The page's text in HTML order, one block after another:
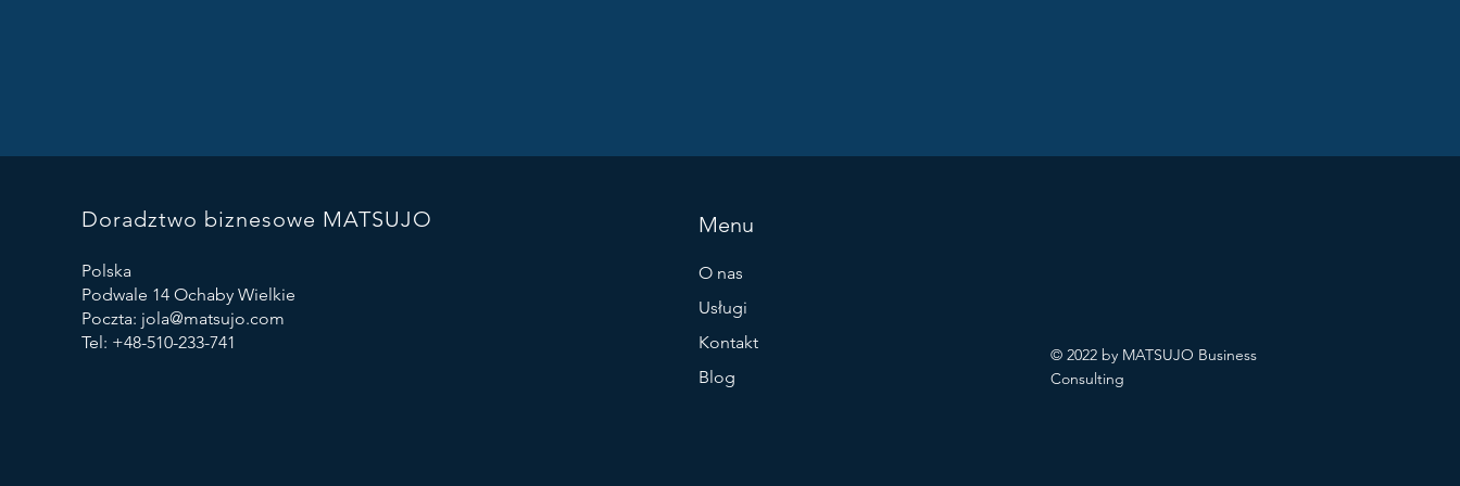
Doradztwo biznesowe MATSUJO
Polska
Podwale 14 Ochaby Wielkie
Poczta: jola@matsujo.com
Tel: +48-510-233-741
Menu
O nas
Usługi
Kontakt
Blog
© 2022 by MATSUJO Business
Consulting